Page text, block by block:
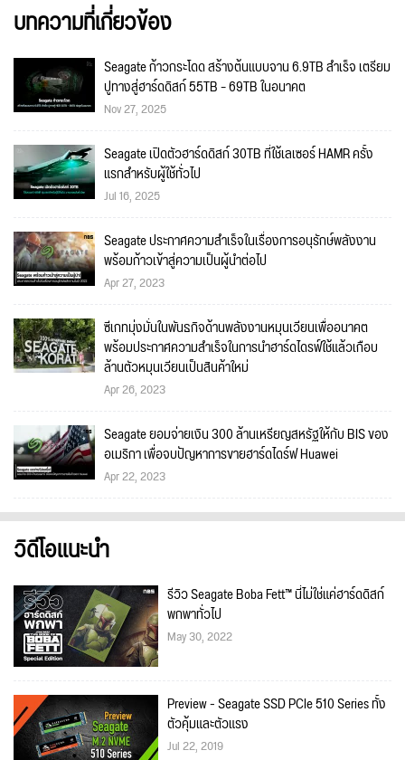
บทความที่เกี่ยวข้อง
Seagate ก้าวกระโดด สร้างต้นแบบจาน 6.9TB สำเร็จ เตรียม
ปูทางสู่ฮาร์ดดิสก์ 55TB – 69TB ในอนาคต
Nov 27, 2025
Seagate เปิดตัวฮาร์ดดิสก์ 30TB ที่ใช้เลเซอร์ HAMR ครั้ง
แรกสำหรับผู้ใช้ทั่วไป
Jul 16, 2025
Seagate ประกาศความสำเร็จในเรื่องการอนุรักษ์พลังงาน
พร้อมก้าวเข้าสู่ความเป็นผู้นำต่อไป
Apr 27, 2023
ซีเกทมุ่งมั่นในพันธกิจด้านพลังงานหมุนเวียนเพื่ออนาคต
พร้อมประกาศความสำเร็จในการนำฮาร์ดไดรฟ์ใช้แล้วเกือบ
ล้านตัวหมุนเวียนเป็นสินค้าใหม่
Apr 26, 2023
Seagate ยอมจ่ายเงิน 300 ล้านเหรียญสหรัฐให้กับ BIS ของ
อเมริกา เพื่อจบปัญหาการขายฮาร์ดไดร์ฟ Huawei
Apr 22, 2023
วิดีโอแนะนำ
รีวิว Seagate Boba Fett™ นี่ไม่ใช่แค่ฮาร์ดดิสก์
พกพาทั่วไป
May 30, 2022
Preview - Seagate SSD PCIe 510 Series ทั้ง
ตัวคุ้มและตัวแรง
Jul 22, 2019